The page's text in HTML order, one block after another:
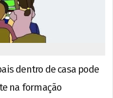
dentro de casa pode
na formação